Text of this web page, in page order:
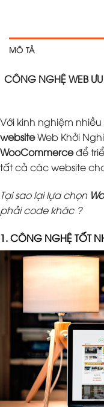
MÔ TẢ
CÔNG NGHỆ WEB
Với kinh nghiệm
websiteWeb Khởi
WooCommerceđể
tất cả các website
Tại sao lại lựa chọn
phải code khác ?
1. CÔNG NGHỆ TỐT